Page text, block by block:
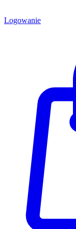
Logowanie